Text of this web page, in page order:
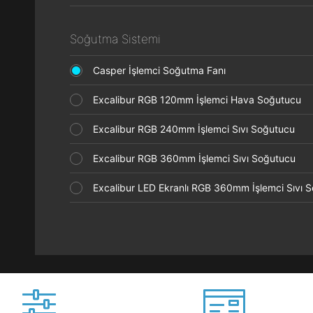
Soğutma Sistemi
Casper İşlemci Soğutma Fanı
Excalibur RGB 120mm İşlemci Hava Soğutucu
Excalibur RGB 240mm İşlemci Sıvı Soğutucu
Excalibur RGB 360mm İşlemci Sıvı Soğutucu
Excalibur LED Ekranlı RGB 360mm İşlemci